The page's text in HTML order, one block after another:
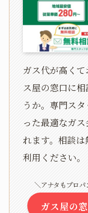
ガス代が高く
ス屋の窓口に
うか。専門ス
った最適なガ
れます。相談
利用ください。
＼アナタもプロ
ガス屋の